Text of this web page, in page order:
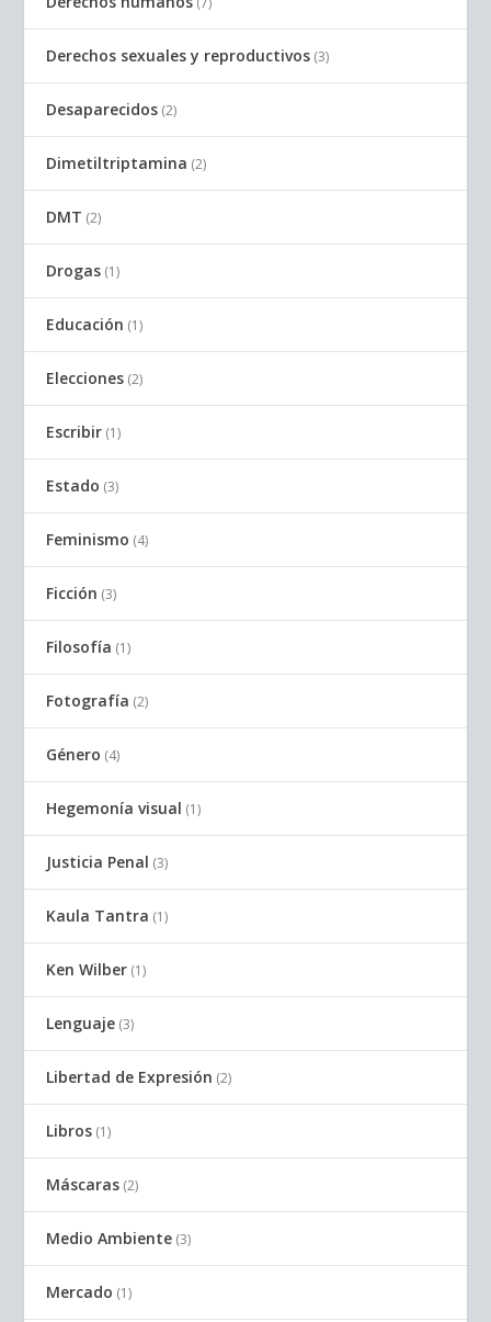
Derechos sexuales y reproductivos (3)
Desaparecidos (2)
Dimetiltriptamina (2)
DMT (2)
Drogas (1)
Educación (1)
Elecciones (2)
Escribir (1)
Estado (3)
Feminismo (4)
Ficción (3)
Filosofía (1)
Fotografía (2)
Género (4)
Hegemonía visual (1)
Justicia Penal (3)
Kaula Tantra (1)
Ken Wilber (1)
Lenguaje (3)
Libertad de Expresión (2)
Libros (1)
Máscaras (2)
Medio Ambiente (3)
Mercado (1)